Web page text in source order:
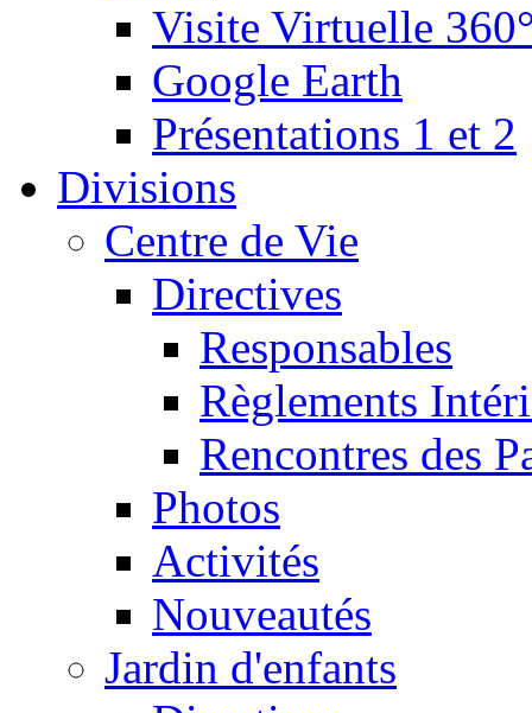
Visite Virtuelle
Google Earth
Présentations 1 et 2
Divisions
Centre de Vie
Directives
Responsables
Règlements
Rencontres des
Photos
Activités
Nouveautés
Jardin d'enfants